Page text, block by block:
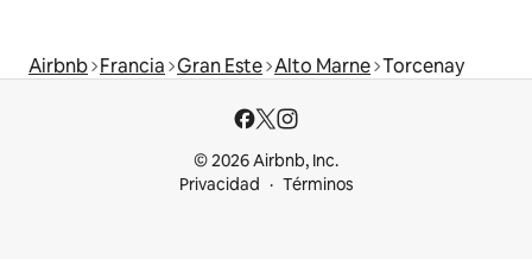
Airbnb Francia Gran Este Alto Marne Torcenay
© 2026 Airbnb, Inc.
Privacidad
Términos